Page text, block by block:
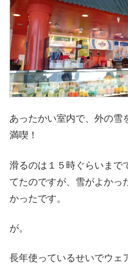
あったかい室内で、外の雪
満喫！
滑るのは１５時ぐらいまで
てたのですが、雪がよかっ
かったです。
が。
長年使っているせいでウェ